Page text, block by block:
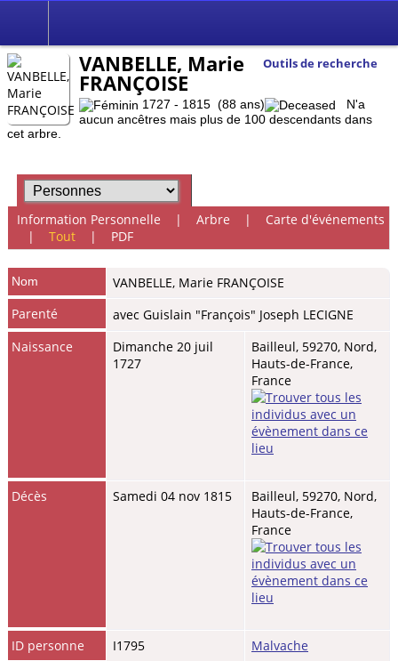
Outils de recherche
VANBELLE, Marie
FRANÇOISE
1727 - 1815 (88 ans)
N'a
aucun ancêtres mais plus de 100 descendants dans
cet arbre.
Information Personnelle | Arbre | Carte d'événements
| Tout| PDF
Nom VANBELLE, Marie FRANÇOISE
Parenté
avec Guislain "François" Joseph LECIGNE
Naissance
Dimanche 20 juil
1727
Bailleul, 59270, Nord,
Hauts-de-France,
France
Décès Samedi 04 nov 1815
Bailleul, 59270, Nord,
Hauts-de-France,
France
ID personne I1795
Malvache